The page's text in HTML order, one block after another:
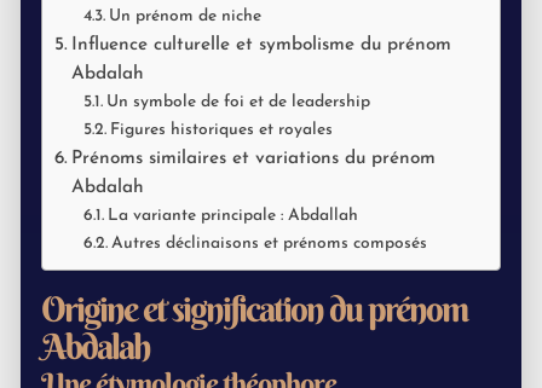
Un prénom de niche
Influence culturelle et symbolisme du prénom
Abdalah
Un symbole de foi et de leadership
Figures historiques et royales
Prénoms similaires et variations du prénom
Abdalah
La variante principale : Abdallah
Autres déclinaisons et prénoms composés
Origine et signification du prénom
Abdalah